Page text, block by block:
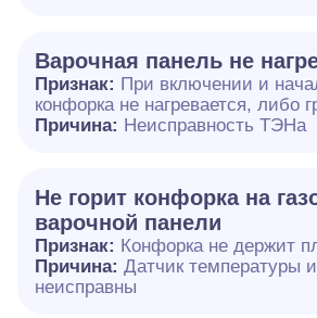
Варочная панель не
Признак: При включении и
конфорка не нагревается, либо
Причина: Неисправность ТЭНа
Не горит конфорка на
варочной панели
Признак: Конфорка не держит
Причина: Датчик температуры
неисправны